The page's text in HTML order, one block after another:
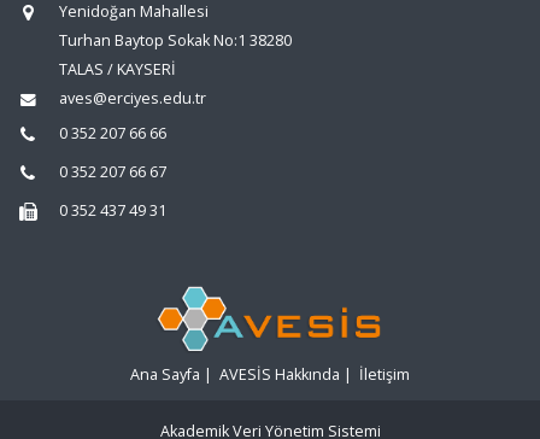
Yenidoğan Mahallesi
Turhan Baytop Sokak No:1 38280
TALAS / KAYSERİ
aves@erciyes.edu.tr
0 352 207 66 66
0 352 207 66 67
0 352 437 49 31
Ana Sayfa | AVESİS Hakkında | İletişim
Akademik Veri Yönetim Sistemi